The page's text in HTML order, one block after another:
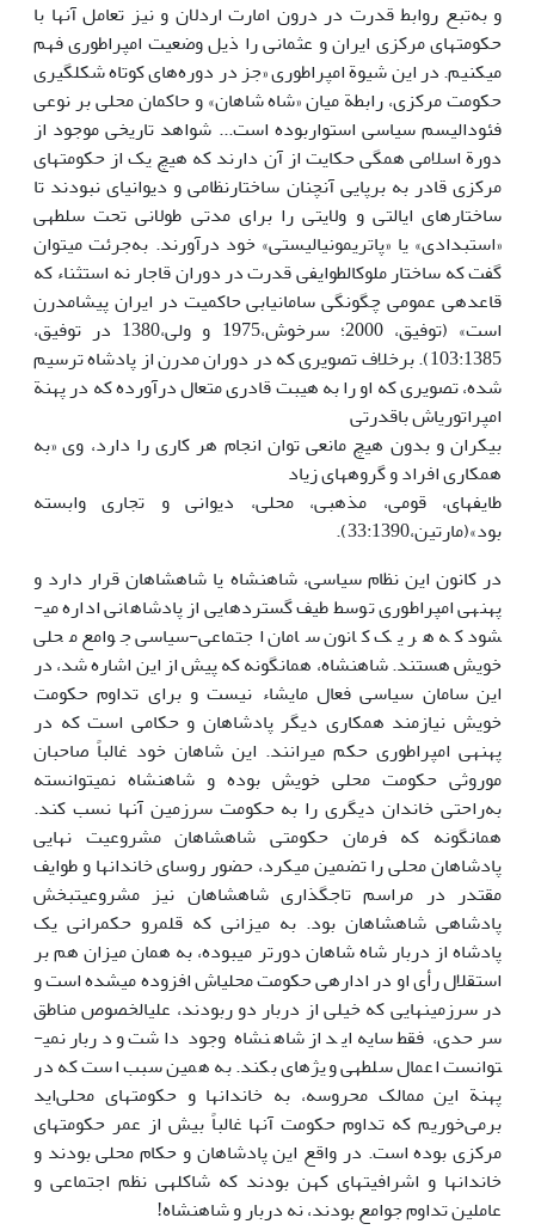
و به‌تبع روابط قدرت در درون امارت اردلان و نیز تعامل آن­ها با
حکومت­های مرکزی ایران و عثمانی را ذیل وضعیت امپراطوری فهم
می­کنیم. در این شیوة امپراطوری «جز در دوره‌های کوتاه شکل­گیری
حکومت مرکزی، رابطة میان «شاه شاهان» و حاکمان محلی بر نوعی
فئودالیسم سیاسی استواربوده است... شواهد تاریخی موجود از
دورة اسلامی همگی حکایت از آن دارند که هیچ یک از حکومت­های
مرکزی قادر به برپایی آن­چنان ساختارنظامی و دیوانی­ای نبودند تا
ساختارهای ایالتی و ولایتی را برای مدتی طولانی تحت سلطه­ی
«استبدادی» یا «پاتریمونیالیستی» خود درآورند. به‌جرئت می­توان
گفت که ساختار ملوک­الطوایفی قدرت در دوران قاجار نه استثناء که
قاعده­ی عمومی چگونگی سامان­یابی حاکمیت در ایران پیشامدرن
است» (توفیق، 2000؛ سرخوش،1975 و ولی،1380 در توفیق،
103:1385). برخلاف تصویری که در دوران مدرن از پادشاه ترسیم
شده، تصویری که او را به هیبت قادری متعال درآورده که در پهنة
امپراتوری­اش باقدرتی
بی­کران و بدون هیچ مانعی توان انجام هر کاری را دارد، وی «به
همکاری افراد و گروه­های زیاد
طایفه­ای، قومی، مذهبی، محلی، دیوانی و تجاری وابسته
بود»(مارتین،33:1390).
در کانون این نظام سیاسی، شاهنشاه یا شاه­شاهان قرار دارد و
پهنه­ی امپراطوری توسط طیف گسترده­ایی از پادشاهانی اداره می­
شود که هر یک کانون سامان اجتماعی-سیاسی جوامع محلی
خویش هستند. شاهنشاه، همان­گونه که پیش از این اشاره شد، در
این سامان سیاسی فعال مایشاء نیست و برای تداوم حکومت
خویش نیازمند همکاری دیگر پادشاهان و حکامی است که در
پهنه­ی امپراطوری حکم­ می­رانند. این شاهان خود غالباً صاحبان
موروثی حکومت محلی خویش بوده و شاهنشاه نمی­توانسته
به‌راحتی خاندان دیگری را به حکومت سرزمین آن­ها نسب کند.
همان­گونه که فرمان حکومتی شاه­شاهان مشروعیت نهایی
پادشاهان محلی را تضمین می­کرد، حضور روسای خاندان­ها و طوایف
مقتدر در مراسم تاجگذاری شاه­شاهان نیز مشروعیت­بخش
پادشاهی شاه­شاهان بود. به میزانی که قلمرو حکم­رانی یک
پادشاه از دربار شاه شاهان دورتر می­بوده، به همان میزان هم بر
استقلال رأی او در اداره­ی حکومت محلی­اش افزوده می­شده است و
در سرزمین­هایی که خیلی از دربار دو ربودند، علی­الخصوص مناطق
سرحدی، فقط سایه‌اید از شاهنشاه وجود داشت و دربار نمی­
توانست اعمال سلطه­ی ویژه­ای بکند. به همین سبب است که در
پهنة این ممالک محروسه، به خاندان­ها و حکومت­های محلی‌اید
برمی‌خوریم که تداوم حکومت آن­ها غالباً بیش از عمر حکومت­های
مرکزی بوده است. در واقع این پادشاهان و حکام محلی بودند و
خاندان­ها و اشرافیت­های کهن بودند که شاکله­ی نظم اجتماعی و
عاملین تداوم جوامع بودند، نه دربار و شاهنشاه!